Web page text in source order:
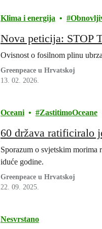
Klima i energija
Nova peticija: STOP
Ovisnost o fosilnom plinu
Greenpeace u Hrvatskoj
13. 02. 2026.
Oceani ZastitimoOceane
60 država ratificiralo
Sporazum o svjetskim morima
iduće godine.
Greenpeace u Hrvatskoj
22. 09. 2025.
Nesvrstano